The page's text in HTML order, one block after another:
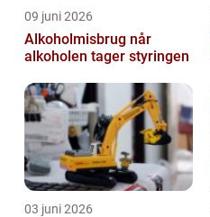
09 juni 2026
Alkoholmisbrug når
alkoholen tager styringen
03 juni 2026